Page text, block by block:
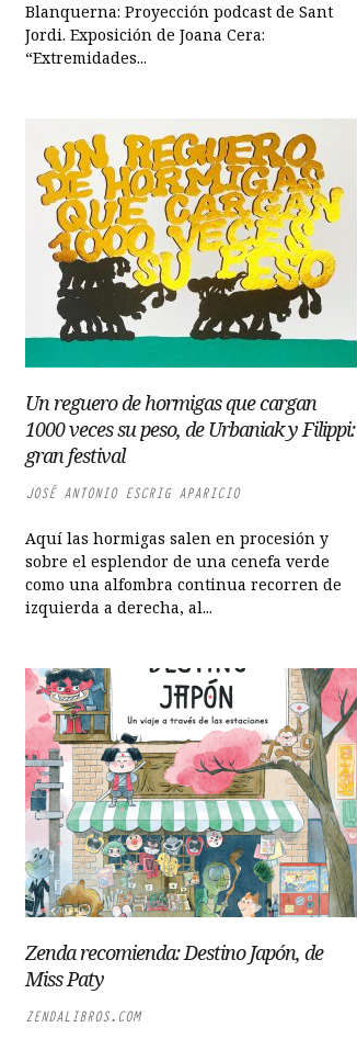
Blanquerna: Proyección podcast de Sant
Jordi. Exposición de Joana Cera:
“Extremidades...
Un reguero de hormigas que cargan
1000 veces su peso, de Urbaniak y Filippi:
gran festival
JOSÉ ANTONIO ESCRIG APARICIO
Aquí las hormigas salen en procesión y
sobre el esplendor de una cenefa verde
como una alfombra continua recorren de
izquierda a derecha, al...
Zenda recomienda: Destino Japón, de
Miss Paty
ZENDALIBROS.COM